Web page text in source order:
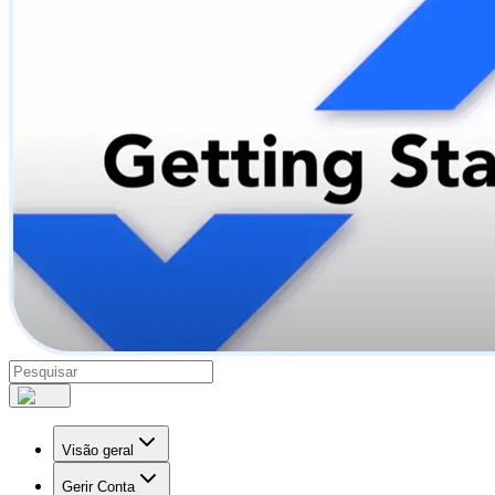
Visão geral
Gerir Conta